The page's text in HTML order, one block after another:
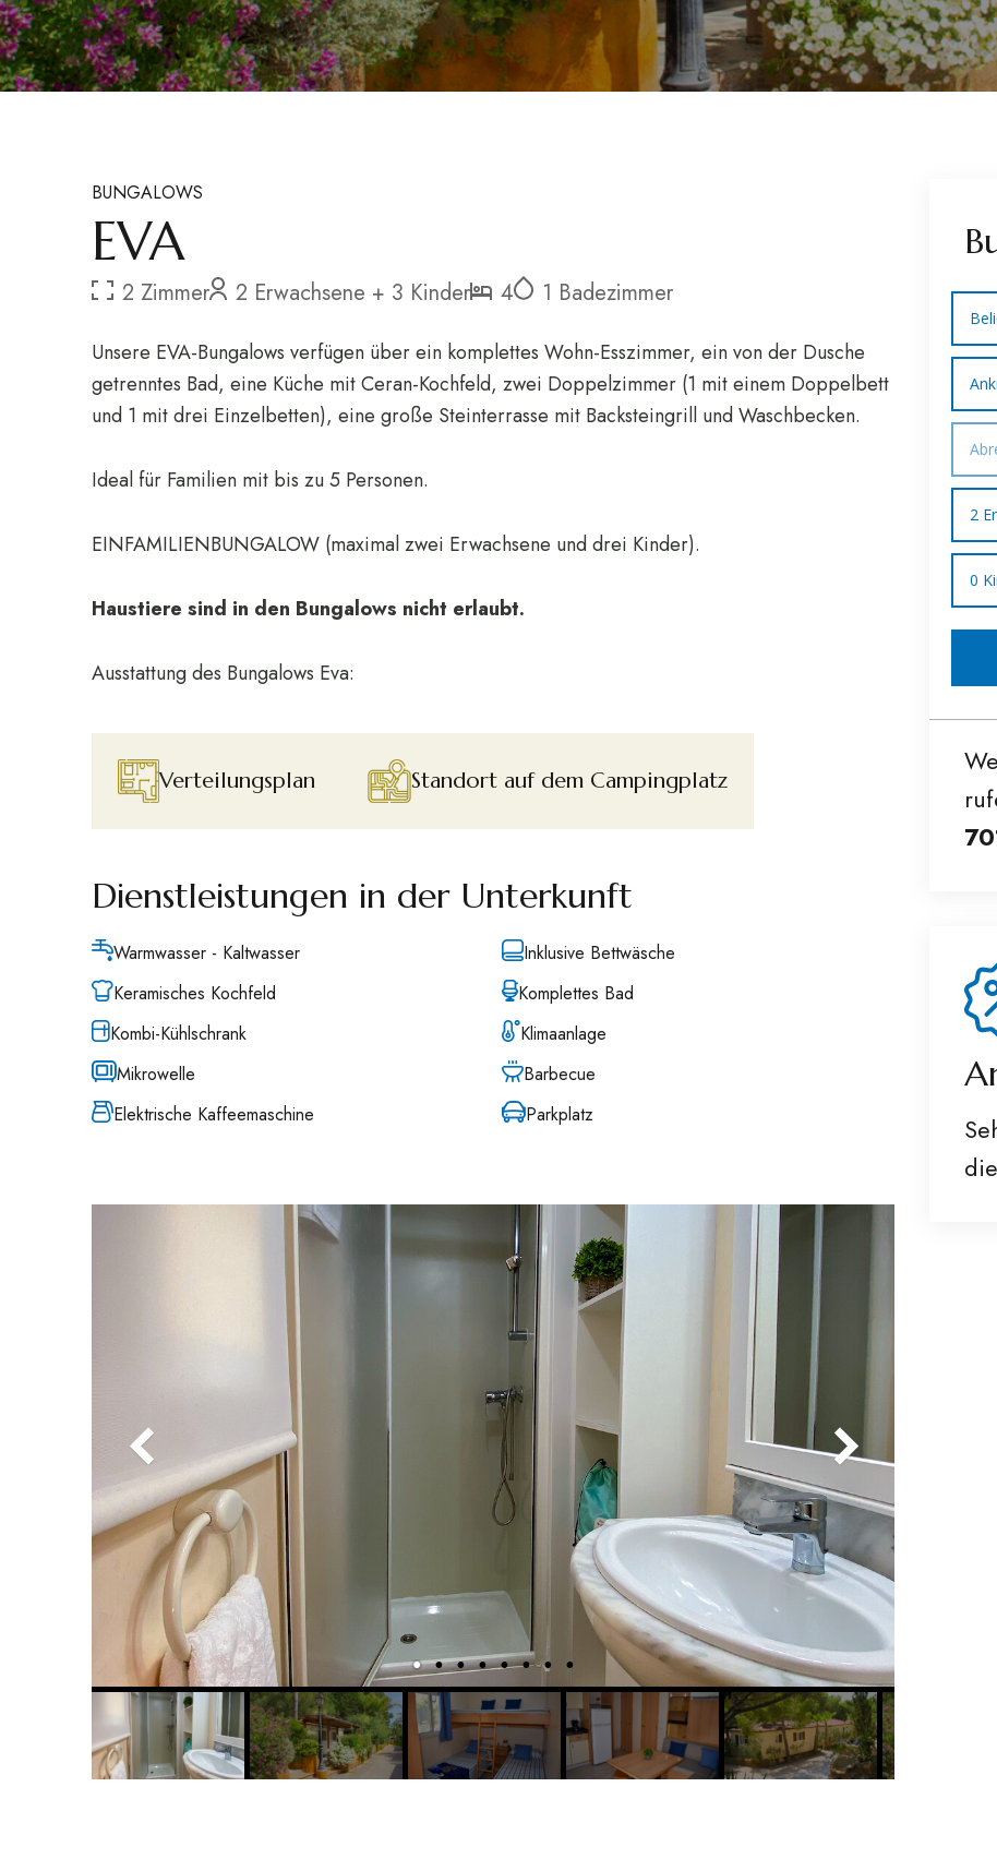
BUNGALOWS
EVA
2 Zimmer 2 Erwachsene + 3 Kinder 4 1 Badezimmer
Unsere EVA-Bungalows verfügen über ein komplettes Wohn-Esszimmer, ein von der Dusche
getrenntes Bad, eine Küche mit Ceran-Kochfeld, zwei Doppelzimmer (1 mit einem Doppelbett
und 1 mit drei Einzelbetten), eine große Steinterrasse mit Backsteingrill und Waschbecken.
Ideal für Familien mit bis zu 5 Personen.
EINFAMILIENBUNGALOW (maximal zwei Erwachsene und drei Kinder).
Haustiere sind in den Bungalows nicht erlaubt.
Ausstattung des Bungalows Eva:
Verteilungsplan Standort auf dem Campingplatz
Dienstleistungen in der Unterkunft
Warmwasser - Kaltwasser
Keramisches Kochfeld
Kombi-Kühlschrank
Mikrowelle
Elektrische Kaffeemaschine
Inklusive Bettwäsche
Komplettes Bad
Klimaanlage
Barbecue
Parkplatz
2
0